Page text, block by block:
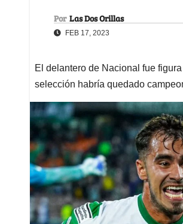
Por Las Dos Orillas
FEB 17, 2023
El delantero de Nacional fue
selección habría quedado